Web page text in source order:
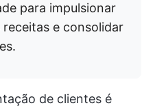
para impulsionar
e consolidar
de clientes é